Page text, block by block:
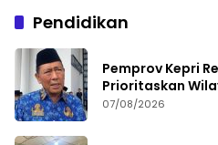
Pendidikan
Pemprov Kepri
Prioritaskan
07/08/2026